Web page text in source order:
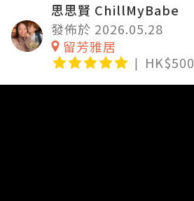
思思賢 ChillMyBabe
發佈於 2026.05.28
留芳雅居
HK$500